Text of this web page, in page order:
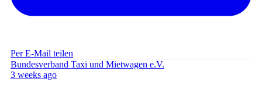
Per E-Mail teilen
Bundesverband Taxi und Mietwagen e.V.
3 weeks ago